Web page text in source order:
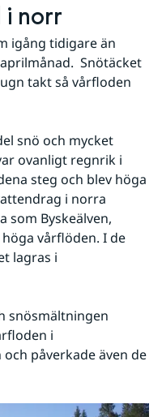
norr
igång tidigare än
Snötäcket
takt så vårfloden
snö och mycket
ovanligt regnrik i
steg och blev höga
i norra
som Byskeälven,
höga vårflöden. I de
lagras i
snösmältningen
i
påverkade även de